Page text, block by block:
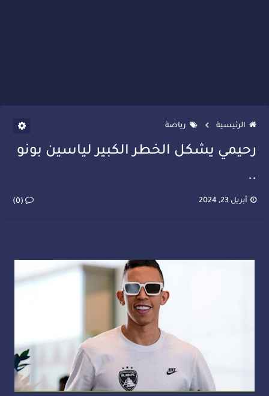
الرئيسية رياضة
رحيمي يشكل الخطر الكبير لياسين بونو
..
أبريل 23, 2024 (0)